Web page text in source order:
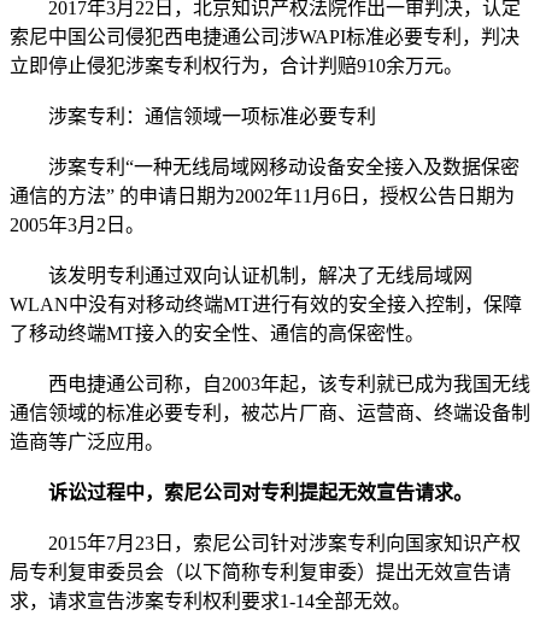
2017年3月22日，北京知识产权法院作出一审判决，认定
索尼中国公司侵犯西电捷通公司涉WAPI标准必要专利，判决
立即停止侵犯涉案专利权行为，合计判赔910余万元。
涉案专利：通信领域一项标准必要专利
涉案专利“一种无线局域网移动设备安全接入及数据保密
通信的方法” 的申请日期为2002年11月6日，授权公告日期为
2005年3月2日。
该发明专利通过双向认证机制，解决了无线局域网
WLAN中没有对移动终端MT进行有效的安全接入控制，保障
了移动终端MT接入的安全性、通信的高保密性。
西电捷通公司称，自2003年起，该专利就已成为我国无线
通信领域的标准必要专利，被芯片厂商、运营商、终端设备制
造商等广泛应用。
诉讼过程中，索尼公司对专利提起无效宣告请求。
2015年7月23日，索尼公司针对涉案专利向国家知识产权
局专利复审委员会（以下简称专利复审委）提出无效宣告请
求，请求宣告涉案专利权利要求1-14全部无效。